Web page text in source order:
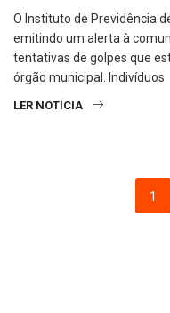
O Instituto de Previdência
emitindo um alerta à
tentativas de golpes que
órgão municipal. Indivíduos
LER NOTÍCIA
1